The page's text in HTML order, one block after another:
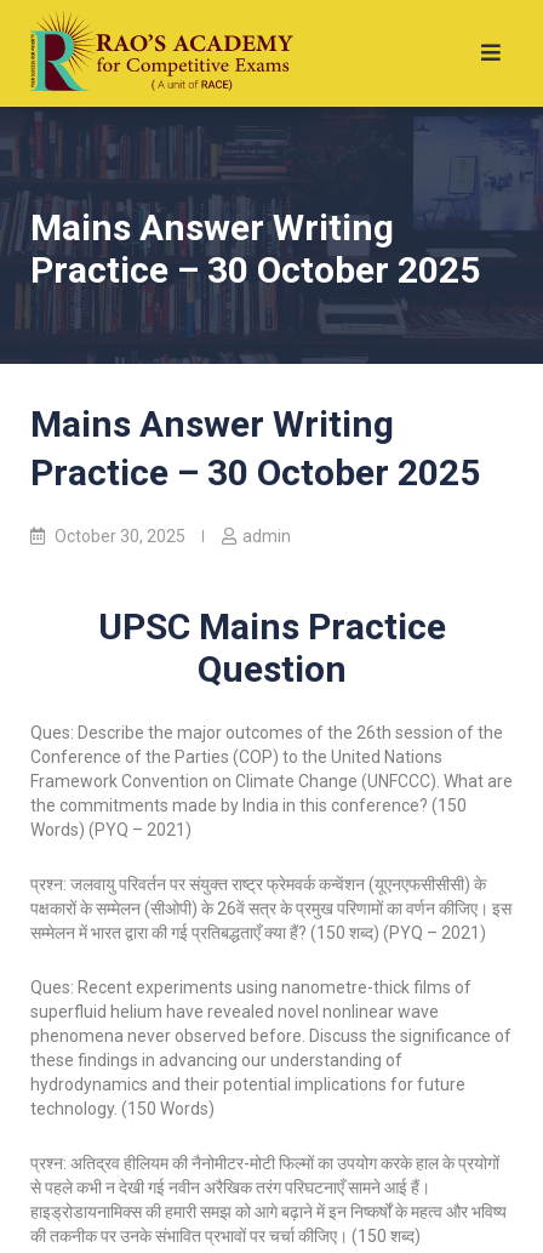
Mains Answer Writing
Practice – 30 October 2025
Mains Answer Writing
Practice – 30 October 2025
October 30, 2025 admin
UPSC Mains Practice
Question
Ques: Describe the major outcomes of the 26th session of the
Conference of the Parties (COP) to the United Nations
Framework Convention on Climate Change (UNFCCC). What are
the commitments made by India in this conference? (150
Words) (PYQ – 2021)
प्रश्न: जलवायु परिवर्तन पर संयुक्त राष्ट्र फ्रेमवर्क कन्वेंशन (यूएनएफसीसीसी) के
पक्षकारों के सम्मेलन (सीओपी) के 26वें सत्र के प्रमुख परिणामों का वर्णन कीजिए। इस
सम्मेलन में भारत द्वारा की गई प्रतिबद्धताएँ क्या हैं? (150 शब्द) (PYQ – 2021)
Ques: Recent experiments using nanometre-thick films of
superfluid helium have revealed novel nonlinear wave
phenomena never observed before. Discuss the significance of
these findings in advancing our understanding of
hydrodynamics and their potential implications for future
technology. (150 Words)
प्रश्न: अतिद्रव हीलियम की नैनोमीटर-मोटी फिल्मों का उपयोग करके हाल के प्रयोगों
से पहले कभी न देखी गई नवीन अरैखिक तरंग परिघटनाएँ सामने आई हैं।
हाइड्रोडायनामिक्स की हमारी समझ को आगे बढ़ाने में इन निष्कर्षों के महत्व और भविष्य
की तकनीक पर उनके संभावित प्रभावों पर चर्चा कीजिए। (150 शब्द)